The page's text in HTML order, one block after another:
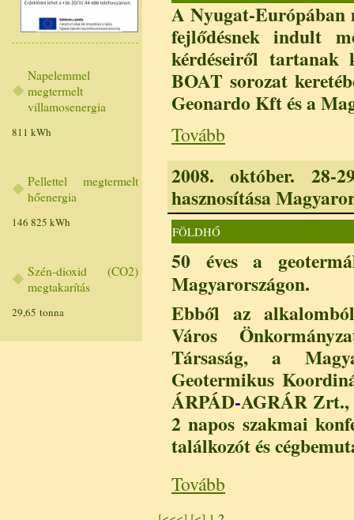
Napelemmel
megtermelt
villamosenergia
811 kWh
Pellettel megtermelt
hőenergia
146 825 kWh
Szén-dioxid (CO2)
megtakarítás
29,65 tonna
A Nyugat-Európában
fejlődésnek indult
kérdéseiről tartanak
BOAT sorozat
Geonardo Kft és a
Tovább
2008. október. 28-
hasznosítása
FÖLDHŐ
50 éves a
Magyarországon.
Ebből az
Város
Társaság, a
Geotermikus
ÁRPÁD-AGRÁR Zrt.,
2 napos szakmai
találkozót és
Tovább